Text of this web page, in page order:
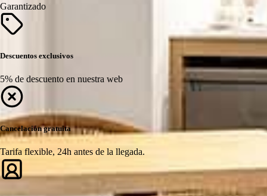
Garantizado
Descuentos exclusivos
5% de descuento en nuestra web
Cancelación gratuita
Tarifa flexible, 24h antes de la llegada.